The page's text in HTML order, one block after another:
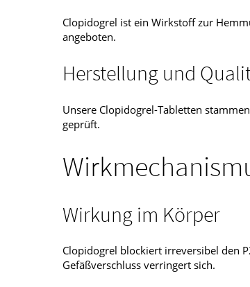
Clopidogrel ist ein Wirkstoff zur
angeboten.
Herstellung und
Unsere Clopidogrel-Tabletten
geprüft.
Wirkung im Körper
Clopidogrel blockiert irreversibel den
Gefäßverschluss verringert sich.